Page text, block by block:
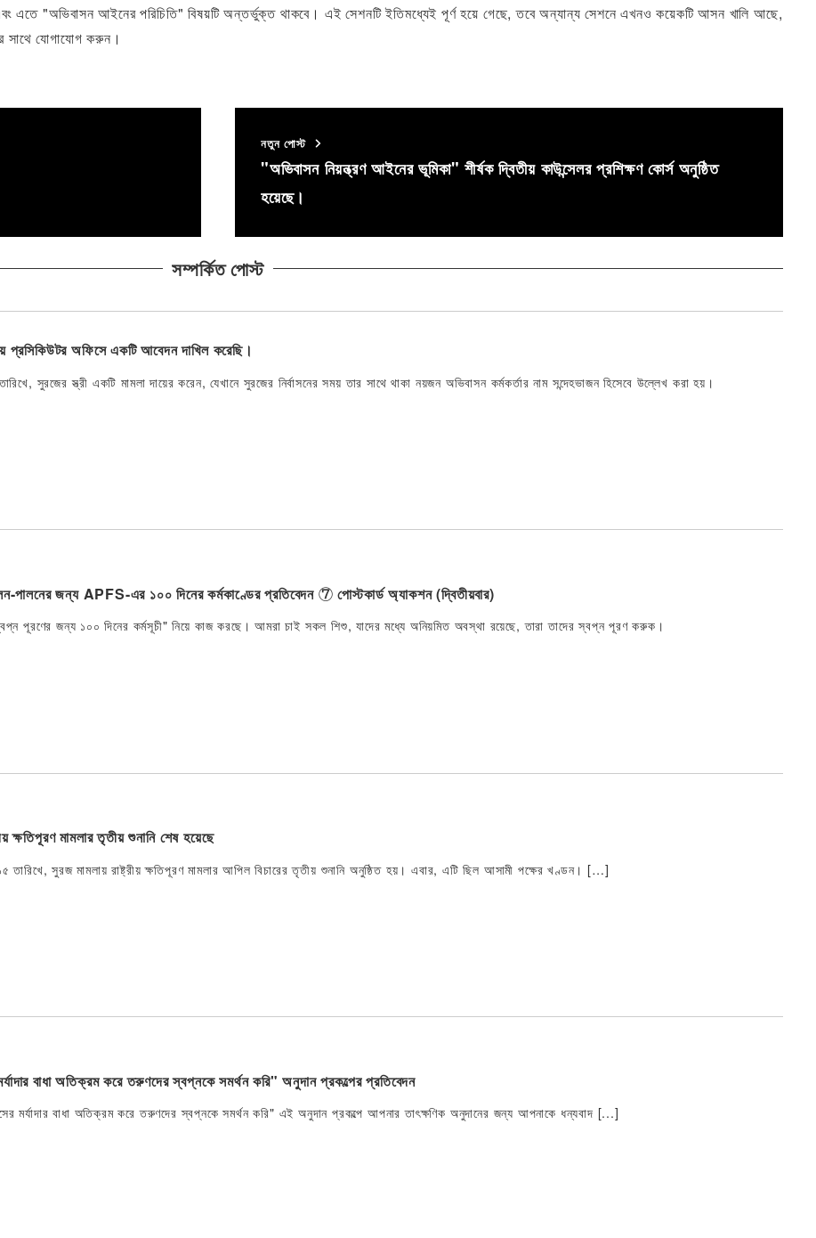
এবং এতে "অভিবাসন আইনের পরিচিতি" বিষয়টি অন্তর্ভুক্ত থাকবে। এই সেশনটি ইতিমধ্যেই পূর্ণ হয়ে গেছে, তবে অন্যান্য সেশনে এখনও কয়েকটি আসন খালি আছে,
যোগাযোগ করুন।
নতুন পোস্ট
"অভিবাসন নিয়ন্ত্রণ আইনের ভূমিকা" শীর্ষক দ্বিতীয় কাউন্সেলর প্রশিক্ষণ কোর্স অনুষ্ঠিত
হয়েছে।
সম্পর্কিত পোস্ট
প্রসিকিউটর অফিসে একটি আবেদন দাখিল করেছি।
সুরজের স্ত্রী একটি মামলা দায়ের করেন, যেখানে সুরজের নির্বাসনের সময় তার সাথে থাকা নয়জন অভিবাসন কর্মকর্তার নাম সন্দেহভাজন হিসেবে উল্লেখ করা হয়।
পালনের জন্য APFS-এর ১০০ দিনের কর্মকাণ্ডের প্রতিবেদন ⑦ পোস্টকার্ড অ্যাকশন (দ্বিতীয়বার)
পূরণের জন্য ১০০ দিনের কর্মসূচী" নিয়ে কাজ করছে। আমরা চাই সকল শিশু, যাদের মধ্যে অনিয়মিত অবস্থা রয়েছে, তারা তাদের স্বপ্ন পূরণ করুক।
ক্ষতিপূরণ মামলার তৃতীয় শুনানি শেষ হয়েছে
তারিখে, সুরজ মামলায় রাষ্ট্রীয় ক্ষতিপূরণ মামলার আপিল বিচারের তৃতীয় শুনানি অনুষ্ঠিত হয়। এবার, এটি ছিল আসামী পক্ষের খণ্ডন। […]
বাধা অতিক্রম করে তরুণদের স্বপ্নকে সমর্থন করি" অনুদান প্রকল্পের প্রতিবেদন
মর্যাদার বাধা অতিক্রম করে তরুণদের স্বপ্নকে সমর্থন করি" এই অনুদান প্রকল্পে আপনার তাৎক্ষণিক অনুদানের জন্য আপনাকে ধন্যবাদ [...]